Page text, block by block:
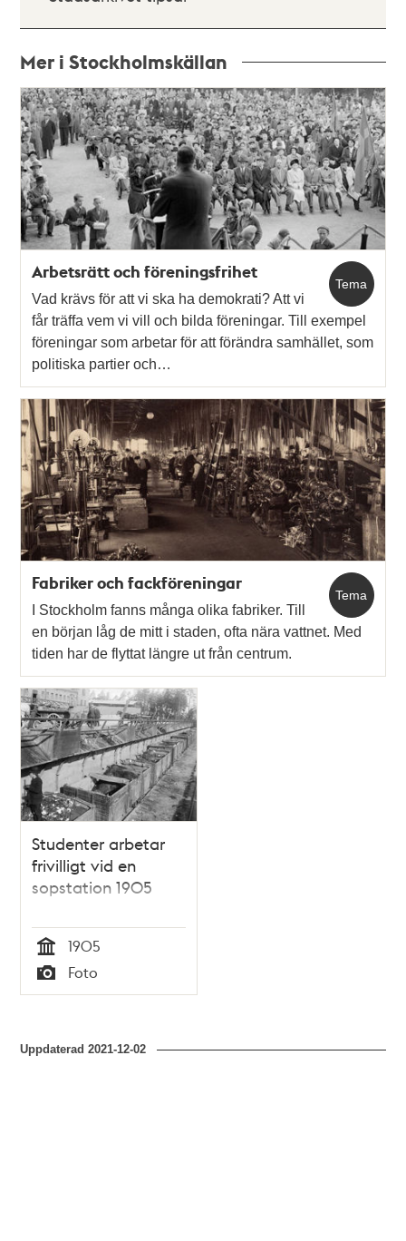
Mer i Stockholmskällan
Relaterade
poster
och
teman
Tema
Arbetsrätt och föreningsfrihet
Vad krävs för att vi ska ha demokrati? Att vi
får träffa vem vi vill och bilda föreningar. Till exempel
föreningar som arbetar för att förändra samhället, som
politiska partier och…
Tema
Fabriker och fackföreningar
I Stockholm fanns många olika fabriker. Till
en början låg de mitt i staden, ofta nära vattnet. Med
tiden har de flyttat längre ut från centrum.
Studenter arbetar
frivilligt vid en
sopstation 1905
Tid
1905
Typ
Foto
Uppdaterad2021-12-02